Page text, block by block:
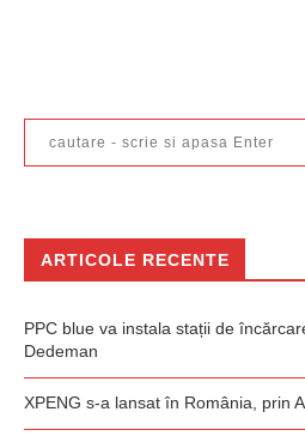
ARTICOLE RECENTE
PPC blue va instala stații de
Dedeman
XPENG s-a lansat în România, prin